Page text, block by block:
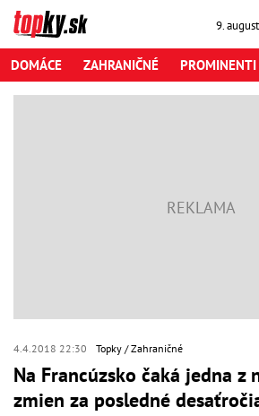
9. august
DOMÁCE ZAHRANIČNÉ PROMINENTI
4.4.2018 22:30 Topky Zahraničné
Na Francúzsko čaká jedna z
zmien za posledné